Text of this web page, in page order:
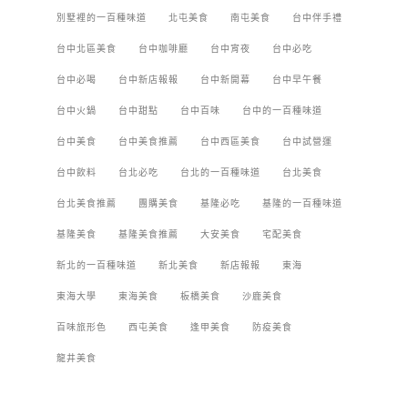
別墅裡的一百種味道 北屯美食 南屯美食 台中伴手禮
台中北區美食 台中咖啡廳 台中宵夜 台中必吃
台中必喝 台中新店報報 台中新開幕 台中早午餐
台中火鍋 台中甜點 台中百味 台中的一百種味道
台中美食 台中美食推薦 台中西區美食 台中試營運
台中飲料 台北必吃 台北的一百種味道 台北美食
台北美食推薦 團購美食 基隆必吃 基隆的一百種味道
基隆美食 基隆美食推薦 大安美食 宅配美食
新北的一百種味道 新北美食 新店報報 東海
東海大學 東海美食 板橋美食 沙鹿美食
百味旅形色 西屯美食 逢甲美食 防疫美食
龍井美食